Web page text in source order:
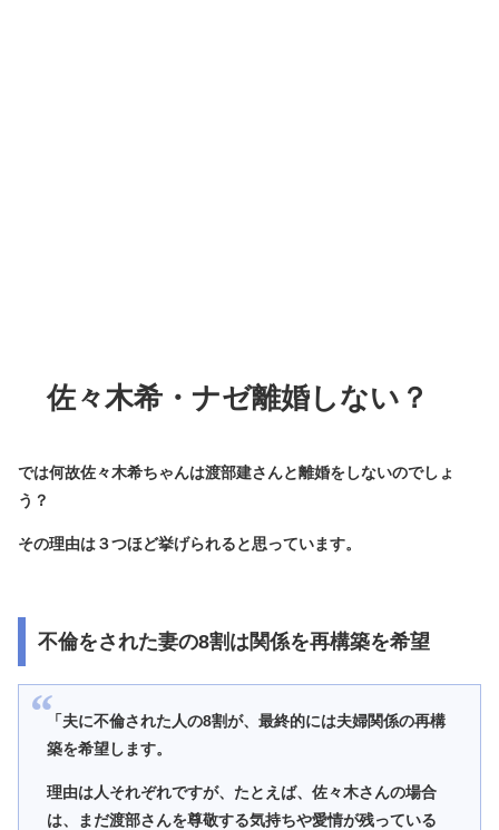
佐々木希・ナゼ離婚しない？
では何故佐々木希ちゃんは渡部建さんと離婚をしないのでしょ
う？
その理由は３つほど挙げられると思っています。
不倫をされた妻の8割は関係を再構築を希望
「夫に不倫された人の8割が、最終的には夫婦関係の再構
築を希望します。
理由は人それぞれですが、たとえば、佐々木さんの場合
は、まだ渡部さんを尊敬する気持ちや愛情が残っている